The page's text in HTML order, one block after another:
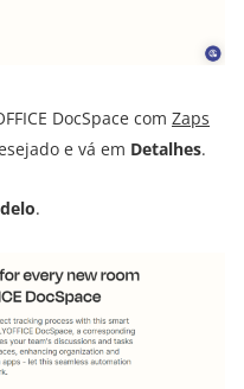
DocSpace com Zaps
e vá em Detalhes.
.